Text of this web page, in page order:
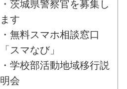
・茨城県警察官を募集し
ます
・無料スマホ相談窓口
「スマなび」
・学校部活動地域移行説
明会